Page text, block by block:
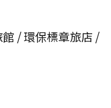
/ 環保標章旅店 /